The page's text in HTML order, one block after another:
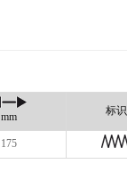
mm 标识
175